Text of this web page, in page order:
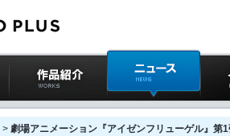
作品紹介 ニュース イベ
> 劇場アニメーション『アイゼンフリューゲル』第